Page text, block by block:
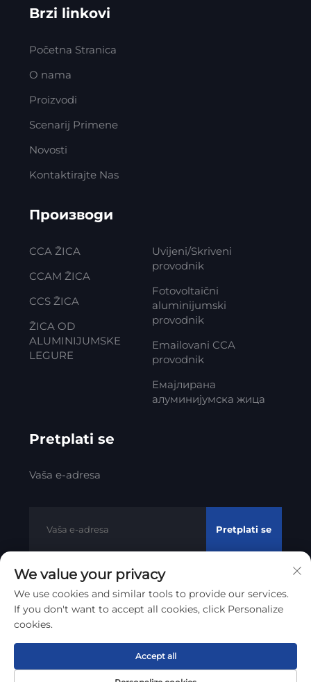
Brzi linkovi
Početna Stranica
O nama
Proizvodi
Scenarij Primene
Novosti
Kontaktirajte Nas
Производи
CCA ŽICA
CCAM ŽICA
CCS ŽICA
ŽICA OD
ALUMINIJUMSKE
LEGURE
Uvijeni/Skriveni
provodnik
Fotovoltaični
aluminijumski
provodnik
Emailovani CCA
provodnik
Емајлирана
алуминијумска жица
Pretplati se
Vaša e-adresa
Pretplati se
Autorska prava © 2012 - 2023 Litong Cable Technology Co.,
Ltd
Politika privatnosti
Vrati se na vrh
We value your privacy
We use cookies and similar tools to provide our services.
If you don't want to accept all cookies, click Personalize
cookies.
Accept all